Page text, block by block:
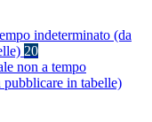
indeterminato (da
20
non a tempo
pubblicare in tabelle)